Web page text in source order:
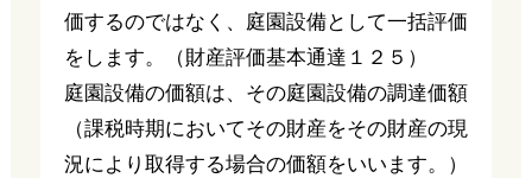
価するのではなく、庭園設備として一括評価
をします。（財産評価基本通達１２５）
庭園設備の価額は、その庭園設備の調達価額
（課税時期においてその財産をその財産の現
況により取得する場合の価額をいいます。）